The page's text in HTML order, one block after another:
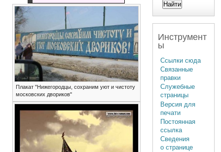
Плакат "Нижегородцы, сохраним уют и чистоту
московских двориков"
Инструмент
ы
Ссылки сюда
Связанные
правки
Служебные
страницы
Версия для
печати
Постоянная
ссылка
Сведения
о странице